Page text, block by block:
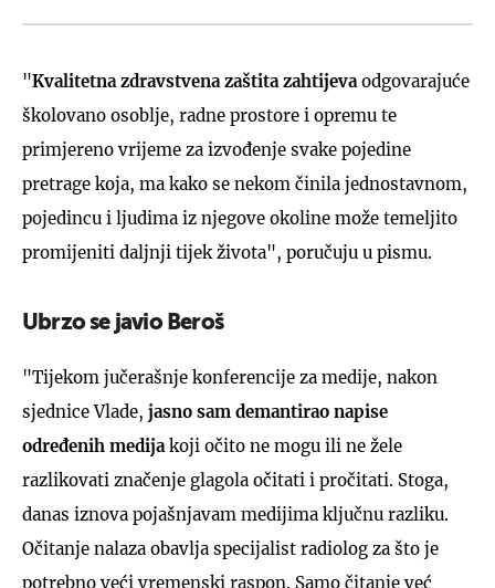
"Kvalitetna zdravstvena zaštita zahtijevaodgovarajuće
školovano osoblje, radne prostore i opremu te
primjereno vrijeme za izvođenje svake pojedine
pretrage koja, ma kako se nekom činila jednostavnom,
pojedincu i ljudima iz njegove okoline može temeljito
promijeniti daljnji tijek života", poručuju u pismu.
Ubrzo se javio Beroš
"Tijekom jučerašnje konferencije za medije, nakon
sjednice Vlade, jasno sam demantirao napise
određenih medijakoji očito ne mogu ili ne žele
razlikovati značenje glagola očitati i pročitati. Stoga,
danas iznova pojašnjavam medijima ključnu razliku.
Očitanje nalaza obavlja specijalist radiolog za što je
potrebno veći vremenski raspon. Samo čitanje već